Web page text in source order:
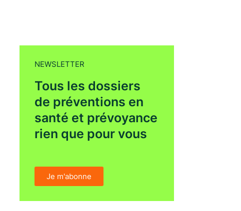
NEWSLETTER
Tous les dossiers
de préventions en
santé et prévoyance
rien que pour vous
Je m'abonne